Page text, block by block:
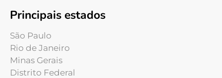
Principais estados
São Paulo
Rio de Janeiro
Minas Gerais
Distrito Federal